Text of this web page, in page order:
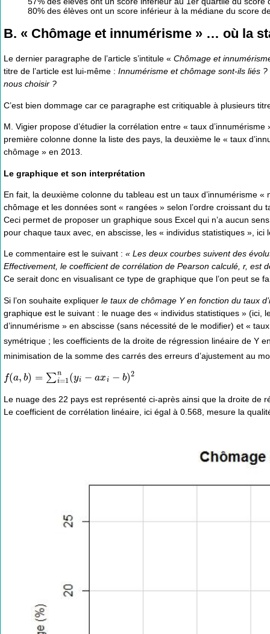
80% des élèves ont un score inférieur à la médiane du score
B. « Chômage et innumérisme » … où la
Le dernier paragraphe de l’article s’intitule « Chômage et
titre de l’article est lui-même : Innumérisme et chômage sont-ils liés
nous choisir ?
C’est bien dommage car ce paragraphe est critiquable à plusieurs
M. Vigier propose d’étudier la corrélation entre « taux
première colonne donne la liste des pays, la deuxième le « taux
chômage » en 2013.
Le graphique et son interprétation
En fait, la deuxième colonne du tableau est un taux d’innumérisme
chômage et les données sont « rangées » selon l’ordre croissant du
Ceci permet de proposer un graphique sous Excel qui n’a aucun
pour chaque taux avec, en abscisse, les « individus statistiques », ici
Le commentaire est le suivant : « Les deux courbes suivent des
Effectivement, le coefficient de corrélation de Pearson calculé, r, est
Ce serait donc en visualisant ce type de graphique que l’on peut se
Si l’on souhaite expliquer le taux de chômage Y en fonction du taux
graphique est le suivant : le nuage des « individus statistiques »
d’innumérisme » en abscisse (sans nécessité de le modifier) et «
symétrique ; les coefficients de la droite de régression linéaire de Y
minimisation de la somme des carrés des erreurs d’ajustement au
(a )= =1n( i−
Le nuage des 22 pays est représenté ci-après ainsi que la droite de
Le coefficient de corrélation linéaire, ici égal à 0.568, mesure la